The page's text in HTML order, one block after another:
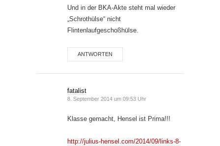
Und in der BKA-Akte steht mal wieder
„Schrothülse“ nicht
Flintenlaufgeschoßhülse.
ANTWORTEN
fatalist
8. September 2014 um 09:53 Uhr
Klasse gemacht, Hensel ist Prima!!!
http://julius-hensel.com/2014/09/links-8-